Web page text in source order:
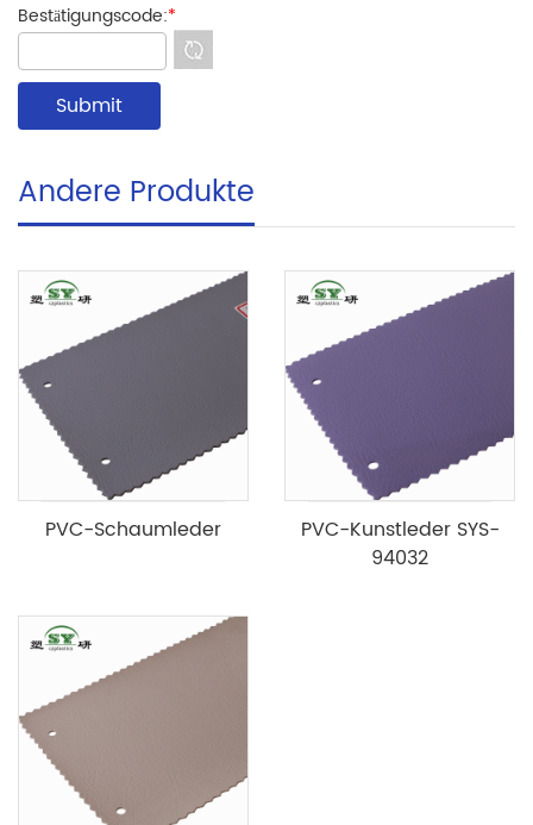
Bestätigungscode:*
Andere Produkte
PVC-Schaumleder
PVC-Kunstleder SYS-
94032